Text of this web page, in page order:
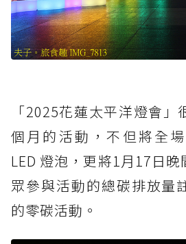
「2025花蓮太平洋燈會
個月的活動，不但將全
LED 燈泡，更將1月17日
眾參與活動的總碳排放量
的零碳活動。